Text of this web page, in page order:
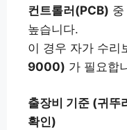
컨트롤러(PCB)
높습니다.
이 경우 자가 수리
9000) 가 필요합
출장비 기준 (귀뚜
확인)